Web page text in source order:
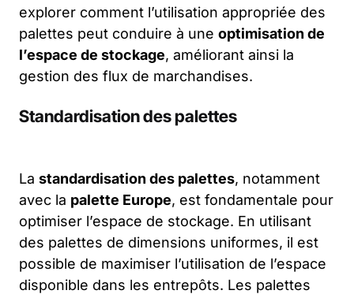
explorer comment l’utilisation appropriée des
palettes peut conduire à une optimisation de
l’espace de stockage, améliorant ainsi la
gestion des flux de marchandises.
Standardisation des palettes
La standardisation des palettes, notamment
avec la palette Europe, est fondamentale pour
optimiser l’espace de stockage. En utilisant
des palettes de dimensions uniformes, il est
possible de maximiser l’utilisation de l’espace
disponible dans les entrepôts. Les palettes